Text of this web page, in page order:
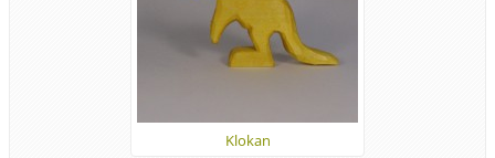
Klokan